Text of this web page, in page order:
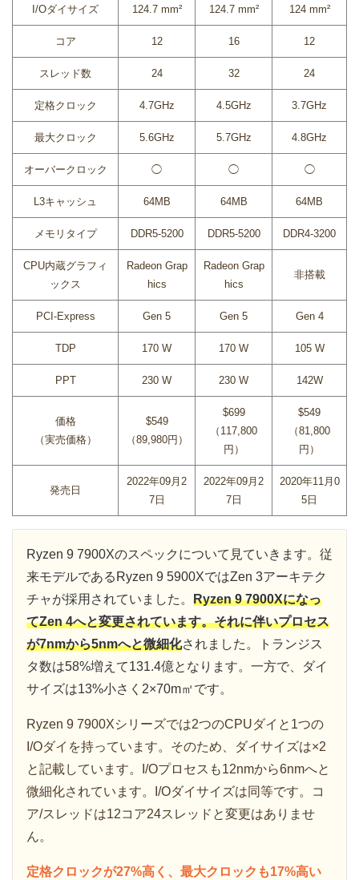
I/Oダイサイズ 124.7 mm² 124.7 mm² 124 mm²
コア 12 16 12
スレッド数 24 32 24
定格クロック 4.7GHz 4.5GHz 3.7GHz
最大クロック 5.6GHz 5.7GHz 4.8GHz
オーバークロック ◯ ◯ ◯
L3キャッシュ 64MB 64MB 64MB
メモリタイプ DDR5-5200 DDR5-5200 DDR4-3200
CPU内蔵グラフィ
ックス
Radeon Grap
hics
Radeon Grap
hics
非搭載
PCI-Express Gen 5 Gen 5 Gen 4
TDP 170 W 170 W 105 W
PPT 230 W 230 W 142W
価格
（実売価格）
$549
（89,980円）
$699
（117,800
円）
$549
（81,800
円）
発売日
2022年09月2
7日
2022年09月2
7日
2020年11月0
5日
Ryzen 9 7900Xのスペックについて見ていきます。従
来モデルであるRyzen 9 5900XではZen 3アーキテク
チャが採用されていました。 Ryzen 9 7900Xになっ
てZen 4へと変更されています。それに伴いプロセス
が7nmから5nmへと微細化されました。トランジス
タ数は58%増えて131.4億となります。一方で、ダイ
サイズは13%小さく2×70m㎡です。
Ryzen 9 7900Xシリーズでは2つのCPUダイと1つの
I/Oダイを持っています。そのため、ダイサイズは×2
と記載しています。I/Oプロセスも12nmから6nmへと
微細化されています。I/Oダイサイズは同等です。コ
ア/スレッドは12コア24スレッドと変更はありませ
ん。
定格クロックが27%高く、最大クロックも17%高い